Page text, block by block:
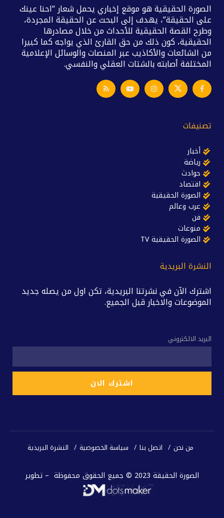
الصورة الحقيقية هو موقع إخباري يحمل شعار “احنا عينك
على الحقيقة”، يهدف إلى البحث عن الحقيقة المجردة،
وطرح القصة الحقيقية للأحداث من خلال مصادرها
الحقيقية، كون ذلك من حق القارئ الذي يواجه كما كبيرا
من الشائعات والأكاذيب عبر المنصات والوسائل الإعلامية
المختلفة أصابته بالشتات العقلي والنفسي.
تصنيفات
أخبار
رياضة
حوادث
اقتصاد
الصورة الحقيقية
عرب وعالم
فن
منوعات
الصورة الحقيقية TV
النشرة البريدية
اشترك الآن في نشرتنا البريدية، تكن اول من يصله جديد
الموضوعات والاخبار قبل الجميع.
البريد الالكتروني
من نحن اتصل بنا سياسة الخصوصية النشرة البريدية
الصورة الحقيقة 2023 © جميع الحقوق محفوظة – تطوير